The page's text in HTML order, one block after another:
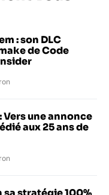
: son DLC
de Code
Vers une annonce
aux 25 ans de